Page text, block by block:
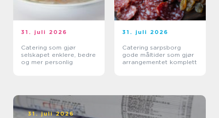
31. juli 2026
Catering som gjør
selskapet enklere, bedre
og mer personlig
31. juli 2026
Catering sarpsborg
gode måltider som gjør
arrangementet komplett
31. juli 2026